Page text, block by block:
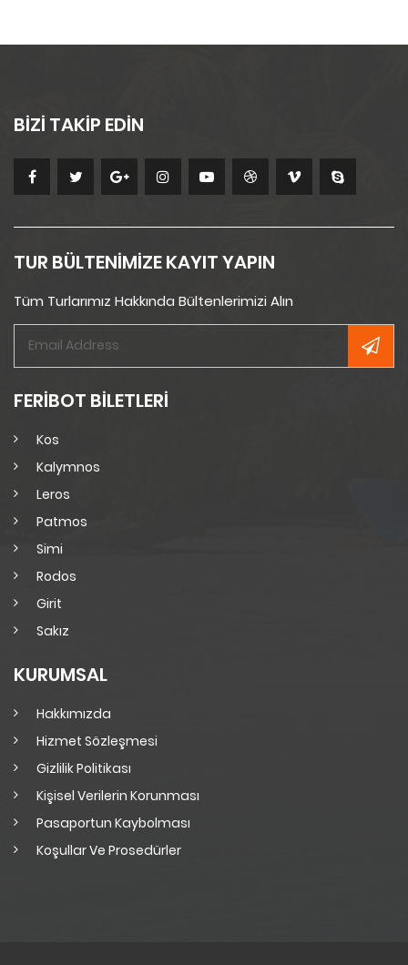
BİZİ TAKİP EDİN
TUR BÜLTENİMİZE KAYIT YAPIN
Tüm Turlarımız Hakkında Bültenlerimizi Alın
FERİBOT BİLETLERİ
Kos
Kalymnos
Leros
Patmos
Simi
Rodos
Girit
Sakız
KURUMSAL
Hakkımızda
Hizmet Sözleşmesi
Gizlilik Politikası
Kişisel Verilerin Korunması
Pasaportun Kaybolması
Koşullar Ve Prosedürler